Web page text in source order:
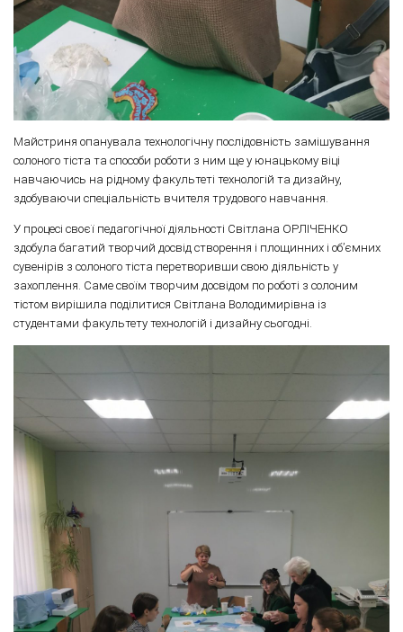
Майстриня опанувала технологічну послідовність замішування
солоного тіста та способи роботи з ним ще у юнацькому віці
навчаючись на рідному факультеті технологій та дизайну,
здобуваючи спеціальність вчителя трудового навчання.
У процесі своєї педагогічної діяльності Світлана ОРЛІЧЕНКО
здобула багатий творчий досвід створення і площинних і об’ємних
сувенірів з солоного тіста перетворивши свою діяльність у
захоплення. Саме своїм творчим досвідом по роботі з солоним
тістом вирішила поділитися Світлана Володимирівна із
студентами факультету технологій і дизайну сьогодні.